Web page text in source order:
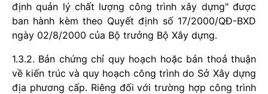
định quản lý chất lượng công trình xây dựng" được
ban hành kèm theo Quyết định số 17/2000/QĐ-BXD
ngày 02/8/2000 của Bộ trưởng Bộ Xây dựng.
1.3.2. Bản chứng chỉ quy hoạch hoặc bản thoả thuận
về kiến trúc và quy hoạch công trình do Sở Xây dựng
địa phương cấp. Riêng đối với trường hợp công trình